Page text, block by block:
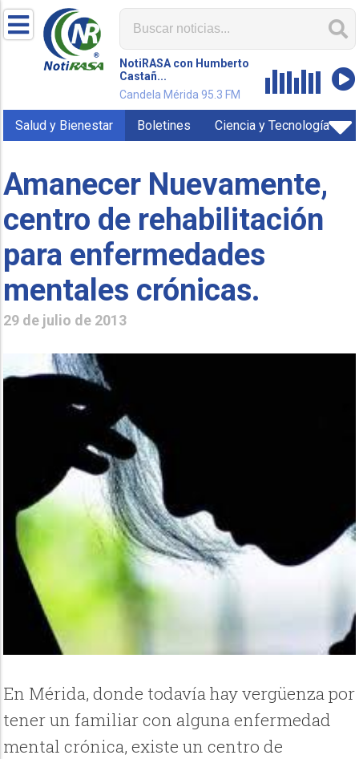
NotiRASA con Humberto
Castañ...
Candela Mérida 95.3 FM
Salud y Bienestar Boletines Ciencia y Tecnología
Amanecer Nuevamente,
centro de rehabilitación
para enfermedades
mentales crónicas.
29 de julio de 2013
En Mérida, donde todavía hay vergüenza por
tener un familiar con alguna enfermedad
mental crónica, existe un centro de